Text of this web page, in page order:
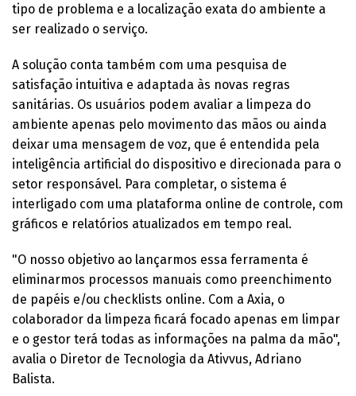
tipo de problema e a localização exata do ambiente a
ser realizado o serviço.
A solução conta também com uma pesquisa de
satisfação intuitiva e adaptada às novas regras
sanitárias. Os usuários podem avaliar a limpeza do
ambiente apenas pelo movimento das mãos ou ainda
deixar uma mensagem de voz, que é entendida pela
inteligência artificial do dispositivo e direcionada para o
setor responsável. Para completar, o sistema é
interligado com uma plataforma online de controle, com
gráficos e relatórios atualizados em tempo real.
"O nosso objetivo ao lançarmos essa ferramenta é
eliminarmos processos manuais como preenchimento
de papéis e/ou checklists online. Com a Axia, o
colaborador da limpeza ficará focado apenas em limpar
e o gestor terá todas as informações na palma da mão",
avalia o Diretor de Tecnologia da Ativvus, Adriano
Balista.